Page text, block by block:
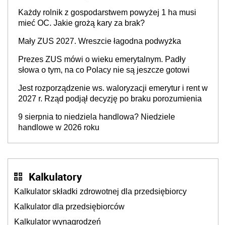
Każdy rolnik z gospodarstwem powyżej 1 ha musi
mieć OC. Jakie grożą kary za brak?
Mały ZUS 2027. Wreszcie łagodna podwyżka
Prezes ZUS mówi o wieku emerytalnym. Padły
słowa o tym, na co Polacy nie są jeszcze gotowi
Jest rozporządzenie ws. waloryzacji emerytur i rent w
2027 r. Rząd podjął decyzję po braku porozumienia
9 sierpnia to niedziela handlowa? Niedziele
handlowe w 2026 roku
Kalkulatory
Kalkulator składki zdrowotnej dla przedsiębiorcy
Kalkulator dla przedsiębiorców
Kalkulator wynagrodzeń